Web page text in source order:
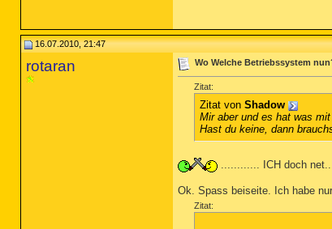
16.07.2010, 21:47
rotaran Wo Welche Betriebssystem
Zitat:
Zitat von Shadow
Mir aber und es hat was
Hast du keine, dann
............ ICH doch
Ok. Spass beiseite. Ich habe
Zitat: